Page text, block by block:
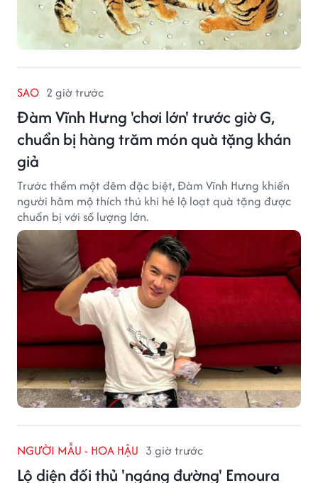
SAO 2 giờ trước
Đàm Vĩnh Hưng 'chơi lớn' trước giờ G,
chuẩn bị hàng trăm món quà tặng khán
giả
Trước thềm một đêm đặc biệt, Đàm Vĩnh Hưng khiến
người hâm mộ thích thú khi hé lộ loạt quà tặng được
chuẩn bị với số lượng lớn.
NGƯỜI MẪU - HOA HẬU 3 giờ trước
Lộ diện đối thủ 'ngáng đường' Emoura